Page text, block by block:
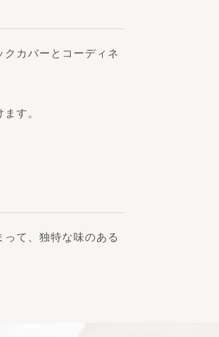
カバーとコーディネ
す。
て、独特な味のある